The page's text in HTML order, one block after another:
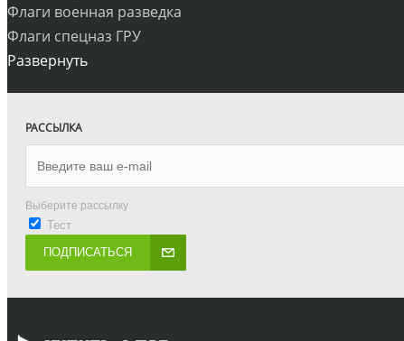
Флаги военная разведка
Флаги спецназ ГРУ
Развернуть
РАССЫЛКА
Выберите рассылку
Тест
ПОДПИСАТЬСЯ